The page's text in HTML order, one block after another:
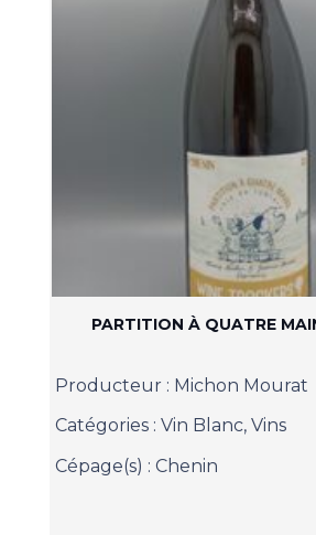
PARTITION À QUATRE
Producteur : Michon Mourat
Catégories : Vin Blanc, Vins
Cépage(s) : Chenin